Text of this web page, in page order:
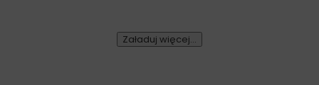
Załaduj więcej...